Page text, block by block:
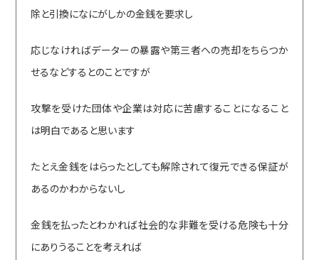
除と引換になにがしかの金銭を要求し
応じなければデーターの暴露や第三者への売却をちらつか
せるなどするとのことですが
攻撃を受けた団体や企業は対応に苦慮することになること
は明白であると思います
たとえ金銭をはらったとしても解除されて復元できる保証が
あるのかわからないし
金銭を払ったとわかれば社会的な非難を受ける危険も十分
にありうることを考えれば